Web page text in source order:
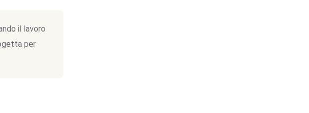
il lavoro
per